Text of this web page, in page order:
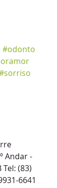
#odonto
Andar -
Tel: (83)
6641